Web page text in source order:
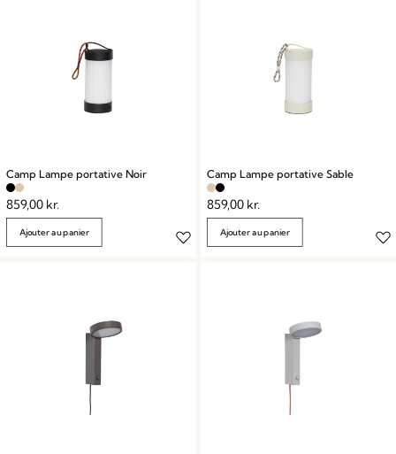
Camp Lampe portative Noir
859,00 kr.
Ajouter au panier
Camp Lampe portative Sable
859,00 kr.
Ajouter au panier